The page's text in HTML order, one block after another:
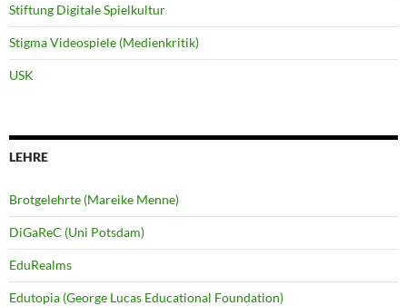
Stiftung Digitale Spielkultur
Stigma Videospiele (Medienkritik)
USK
LEHRE
Brotgelehrte (Mareike Menne)
DiGaReC (Uni Potsdam)
EduRealms
Edutopia (George Lucas Educational Foundation)